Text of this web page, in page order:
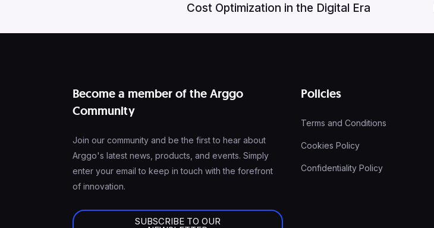
Cost Optimization in the Digital Era
Become a member of the Arggo
Community
Join our community and be the first to hear about
Arggo's latest news, products, and events. Simply
enter your email to keep in touch with the forefront
of innovation.
SUBSCRIBE TO OUR
Policies
Terms and Conditions
Cookies Policy
Confidentiality Policy